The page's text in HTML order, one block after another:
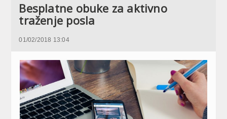
Besplatne obuke za aktivno
traženje posla
01/02/2018 13:04